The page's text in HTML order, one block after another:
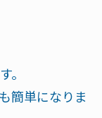
。
簡単になりま